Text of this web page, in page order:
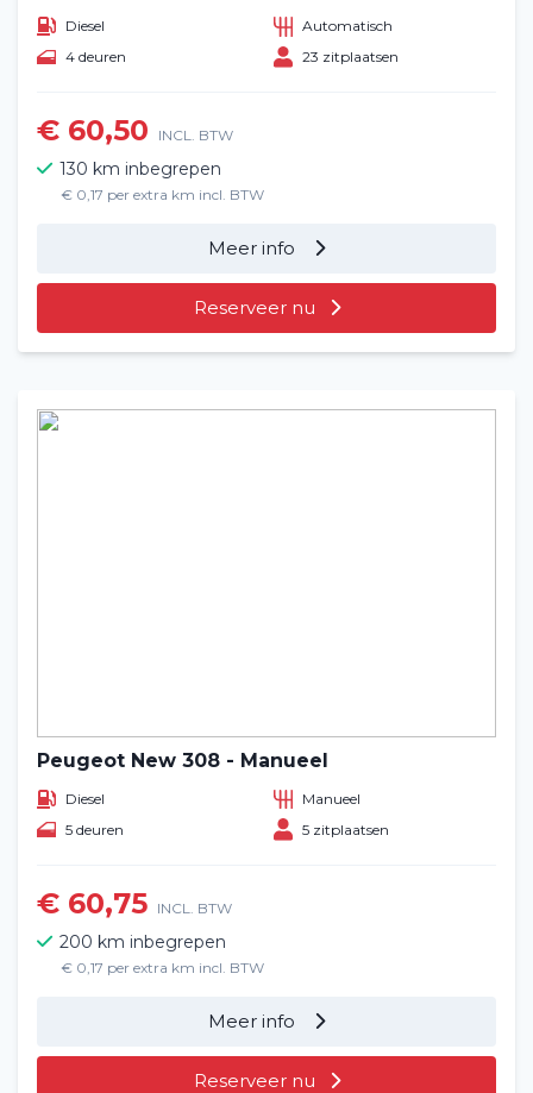
Diesel
Automatisch
4 deuren
23 zitplaatsen
€ 60,50 INCL. BTW
130 km inbegrepen
€ 0,17 per extra km incl. BTW
Meer info
Reserveer nu
Peugeot New 308 - Manueel
Diesel
Manueel
5 deuren
5 zitplaatsen
€ 60,75 INCL. BTW
200 km inbegrepen
€ 0,17 per extra km incl. BTW
Meer info
Reserveer nu